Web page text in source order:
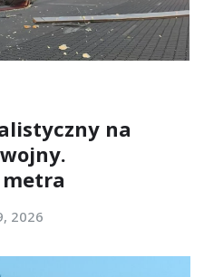
na
metra
2026